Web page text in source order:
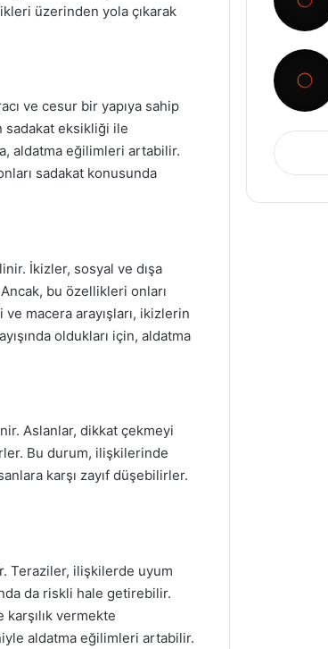
üzerinden yola çıkarak
ve cesur bir yapıya sahip
sadakat eksikliği ile
aldatma eğilimleri artabilir.
sadakat konusunda
İkizler, sosyal ve dışa
bu özellikleri onları
macera arayışları, ikizlerin
oldukları için, aldatma
Aslanlar, dikkat çekmeyi
Bu durum, ilişkilerinde
karşı zayıf düşebilirler.
Teraziler, ilişkilerde uyum
da riskli hale getirebilir.
vermekte
aldatma eğilimleri artabilir.